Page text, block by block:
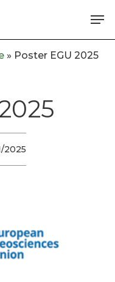
» Poster EGU 2025
2025